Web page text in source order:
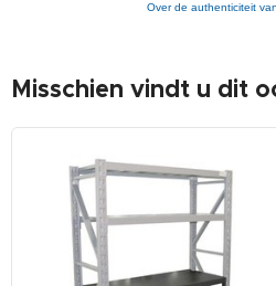
Misschien vindt u dit